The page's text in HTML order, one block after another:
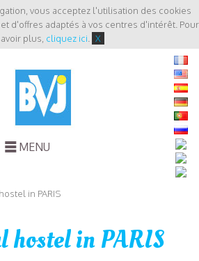
vous acceptez l'utilisation des cookies
d'offres adaptés à vos centres d'intérêt. Pour
plus, cliquez ici X
MENU
in PARIS
hostel in PARIS